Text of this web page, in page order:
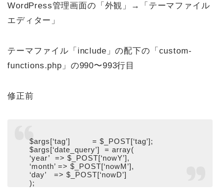
WordPress管理画面の「外観」→「テーマファイル
エディター」
テーマファイル「include」の配下の「custom-
functions.php」の990〜993行目
修正前
$args[‘tag’] = $_POST[‘tag’];
$args[‘date_query’] = array(
‘year’ => $_POST[‘nowY’],
‘month’ => $_POST[‘nowM’],
‘day’ => $_POST[‘nowD’]
);